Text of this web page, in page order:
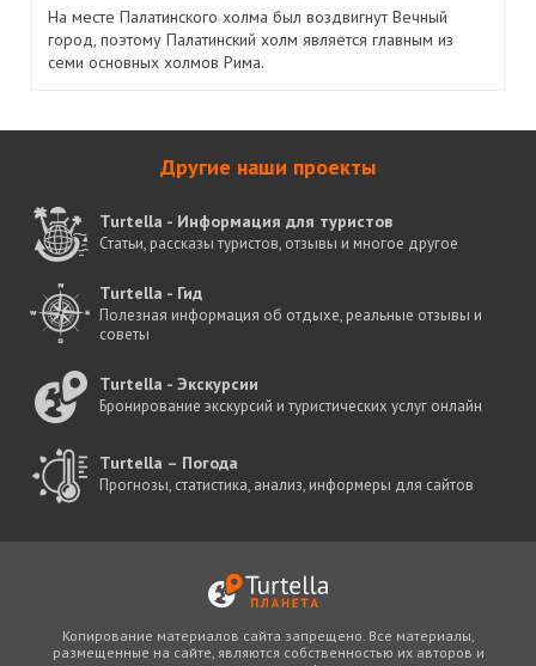
На месте Палатинского холма был воздвигнут Вечный
город, поэтому Палатинский холм является главным из
семи основных холмов Рима.
Другие наши проекты
Turtella - Информация для туристов
Статьи, рассказы туристов, отзывы и многое другое
Turtella - Гид
Полезная информация об отдыхе, реальные отзывы и
советы
Turtella - Экскурсии
Бронирование экскурсий и туристических услуг онлайн
Turtella – Погода
Прогнозы, статистика, анализ, информеры для сайтов
Копирование материалов сайта запрещено. Все материалы,
размещенные на сайте, являются собственностью их авторов и